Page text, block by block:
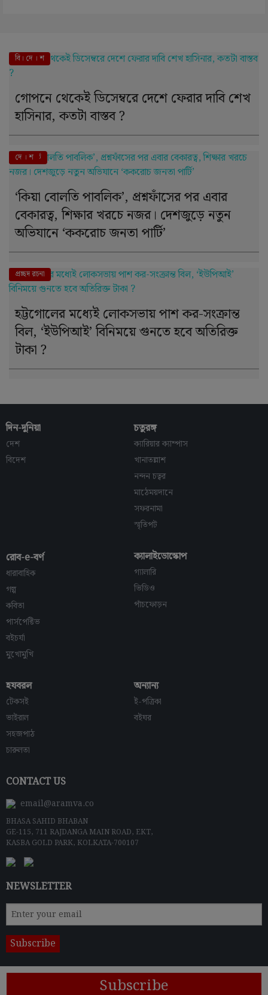
বি। দে । শ
গোপনে থেকেই ডিসেম্বরে দেশে ফেরার দাবি শেখ
হাসিনার, কতটা বাস্তব ?
এই মুহূর্তে
দে । শ
‘কিয়া বোলতি পাবলিক’, প্রশ্নফাঁসের পর এবার
বেকারত্ব, শিক্ষার খরচে নজর। দেশজুড়ে নতুন
অভিযানে ‘ককরোচ জনতা পার্টি’
দে । শ
প্রচ্ছদ রচনা
হট্টগোলের মধ্যেই লোকসভায় পাশ কর-সংক্রান্ত
বিল, ‘ইউপিআই’ বিনিময়ে গুনতে হবে অতিরিক্ত
টাকা ?
দিন-দুনিয়া
দেশ
বিদেশ
চতুরঙ্গ
ক্যারিয়ার ক্যাম্পাস
খানাতল্লাশ
নন্দন চত্বর
মাঠেময়দানে
সফরনামা
স্মৃতিপট
রোব-e-বর্ণ
ধারাবাহিক
গল্প
কবিতা
পার্সপেক্টিভ
বইচর্যা
মুখোমুখি
ক্যালাইডোস্কোপ
গ্যালারি
ভিডিও
পাঁচফোড়ন
হযবরল
টেকসই
ভাইরাল
সহজপাঠ
চারুলতা
অন্যান্য
ই-পত্রিকা
বইঘর
CONTACT US
email@aramva.co
BHASA SAHID BHABAN
GE-115, 711 RAJDANGA MAIN ROAD, EKT,
KASBA GOLD PARK, KOLKATA-700107
NEWSLETTER
© 2024 ARAMVA PUBLISHERSTerms & Conditions
Subscribe